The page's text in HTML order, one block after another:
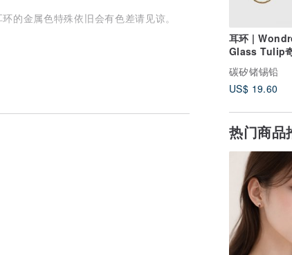
耳环 |
Glass Tulip
金香
碳矽锗锡铅
US$ 19.60
热门商品
的金属色特殊依旧会有色差请见谅。